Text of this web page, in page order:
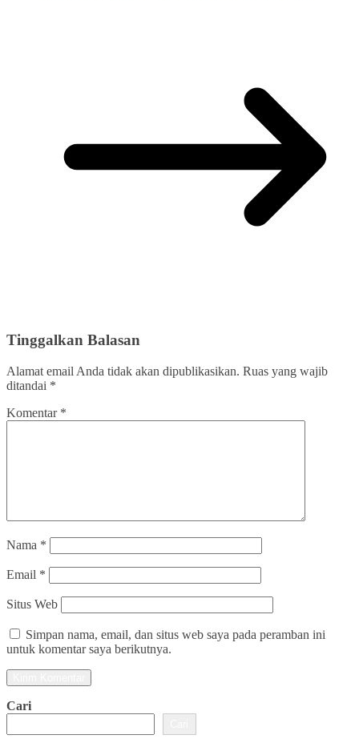
Tinggalkan Balasan
Alamat email Anda tidak akan dipublikasikan. Ruas yang wajib
ditandai *
Komentar *
Nama *
Email *
Situs Web
Simpan nama, email, dan situs web saya pada peramban ini
untuk komentar saya berikutnya.
Cari